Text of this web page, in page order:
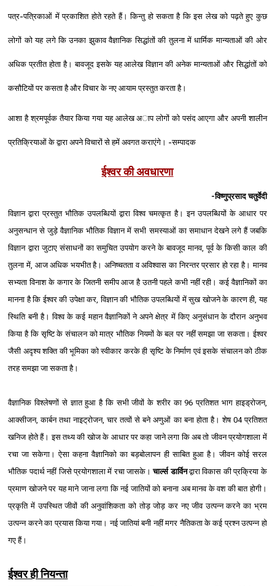
पत्र-पत्रिकाओं में प्रकाशित होते रहते हैं। किन्‍तु हो सकता है कि इस लेख को पढ़ते हुए कुछ
लोगों को यह लगे कि उनका झुकाव वैज्ञानिक सिद्धांतों की तुलना में धार्मिक मान्‍यताओं की ओर
अधिक प्रतीत होता है। बावजूद इसके यह आलेख विज्ञान की अनेक मान्‍यताओं और सिद्धांताें को
कसौटियों पर कसता है और विचार के नए आयाम प्रस्‍तुत करता है।
आशा है श्रमपूर्वक तैयार किया गया यह आलेख अाप लोगों को पसंद आएगा और अपनी शालीन
प्रतिक्रियाओं के द्वारा अपने विचारों से हमें अवगत कराएंगे। -सम्‍पादक
ईश्वर की अवधारणा
-विष्णुप्रसाद चतुर्वेदी
विज्ञान द्वारा प्रस्तुत भौतिक उपलब्धियों द्वारा विश्‍व चमत्कृत है। इन उपलब्धियों के आधार पर
अनुसन्धान से जुड़े वैज्ञानिक भौतिक विज्ञान में सभी समस्याओं का समाधान देखने लगे हैं जबकि
विज्ञान द्वारा जुटाए संसाधनों का समुचित उपयोग करने के बावजूद मानव, पूर्व के किसी काल की
तुलना में, आज अधिक भयभीत है। अनिष्चतता व अविश्‍वास का निरन्तर प्रसार हो रहा है। मानव
सभ्यता विनाश के कगार के जितनी समीप आज है उतनी पहले कभी नहीं रही। कई वैज्ञानिकों का
मानना है कि ईश्‍वर की उपेक्षा कर, विज्ञान की भौतिक उपलब्धियों में सुख खोजने के कारण ही, यह
स्थिति बनी है। विश्‍व के कई महान वैज्ञानिकों ने अपने क्षेत्र में किए अनुसंधान के दौरान अनुभव
किया है कि सृष्टि के संचालन को मात्र भौतिक नियमों के बल पर नहीं समझा जा सकता। ईश्‍वर
जैसी अदृश्‍य शक्ति की भूमिका को स्वीकार करके ही सृष्टि के निर्माण एवं इसके संचालन को ठीक
तरह समझा जा सकता है।
वैज्ञानिक विश्‍लेषणों से ज्ञात हुआ है कि सभी जीवों के शरीर का 96 प्रतिशत भाग हाइड्रोजन,
आक्सीजन, कार्बन तथा नाइट्रोजन, चार तत्वों से बने अणुओं का बना होता है। शेष 04 प्रतिशत
खनिज होते हैं। इस तथ्य की खोज के आधार पर कहा जाने लगा कि अब तो जीवन प्रयोगशाला में
रचा जा सकेगा। ऐसा कहना वैज्ञानिको का बड़बोलापन ही साबित हुआ है। जीवन कोई सरल
भौतिक पदार्थ नहीं जिसे प्रयोगशाला में रचा जासके।चार्ल्‍स डार्विनद्वारा विकास की प्रक्रिया के
प्रमाण खोजने पर यह माने जाना लगा कि नई जातियों को बनाना अब मानव के वश की बात होगी।
प्रकृति में उपस्थित जीवों की अनुवांशिकता को तोड़ जोड़ कर नए जीव उत्पन्न करने का भ्रम
उत्पन्न करने का प्रयास किया गया। नई जातियां बनी नहीं मगर नैतिकता के कई प्रश्‍न उत्पन्न हो
गए हैं।
ईश्‍वर ही नियन्ता